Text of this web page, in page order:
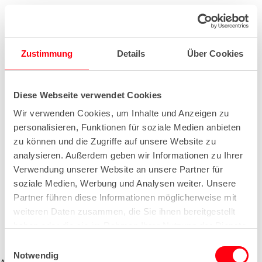
Zustimmung Details Über Cookies
Diese Webseite verwendet Cookies
Wir verwenden Cookies, um Inhalte und Anzeigen zu
personalisieren, Funktionen für soziale Medien anbieten
zu können und die Zugriffe auf unsere Website zu
analysieren. Außerdem geben wir Informationen zu Ihrer
Verwendung unserer Website an unsere Partner für
soziale Medien, Werbung und Analysen weiter. Unsere
Partner führen diese Informationen möglicherweise mit
weiteren Daten zusammen, die Sie ihnen bereitgestellt
Notwendig